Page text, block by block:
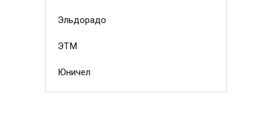
Эльдорадо
ЭТМ
Юничел